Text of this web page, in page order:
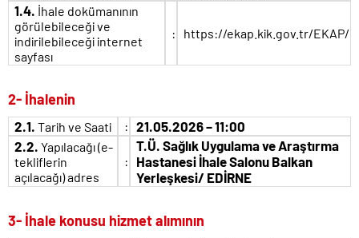
1.4. İhale dokümanının
görülebileceği ve
indirilebileceği internet
sayfası
: https://ekap.kik.gov.tr/EKAP/
2- İhalenin
2.1. Tarih ve Saati : 21.05.2026 – 11:00
2.2. Yapılacağı (e-
tekliflerin
açılacağı) adres
:
T.Ü. Sağlık Uygulama ve Araştırma
Hastanesi İhale Salonu Balkan
Yerleşkesi/ EDİRNE
3- İhale konusu hizmet alımının